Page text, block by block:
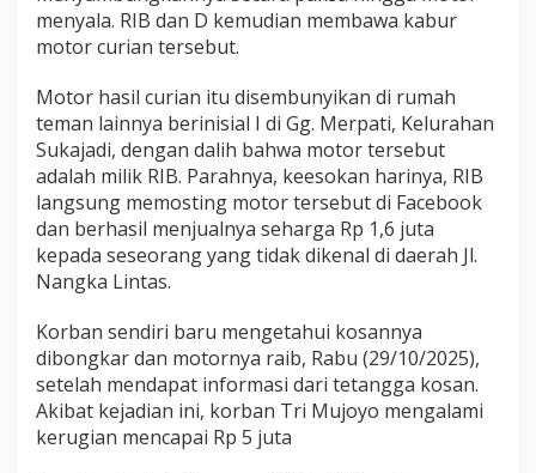
menyala. RIB dan D kemudian membawa kabur
motor curian tersebut.
Motor hasil curian itu disembunyikan di rumah
teman lainnya berinisial I di Gg. Merpati, Kelurahan
Sukajadi, dengan dalih bahwa motor tersebut
adalah milik RIB. Parahnya, keesokan harinya, RIB
langsung memosting motor tersebut di Facebook
dan berhasil menjualnya seharga Rp 1,6 juta
kepada seseorang yang tidak dikenal di daerah Jl.
Nangka Lintas.
Korban sendiri baru mengetahui kosannya
dibongkar dan motornya raib, Rabu (29/10/2025),
setelah mendapat informasi dari tetangga kosan.
Akibat kejadian ini, korban Tri Mujoyo mengalami
kerugian mencapai Rp 5 juta